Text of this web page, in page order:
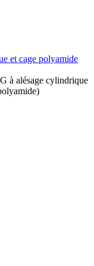
et cage polyamide
à alésage cylindrique